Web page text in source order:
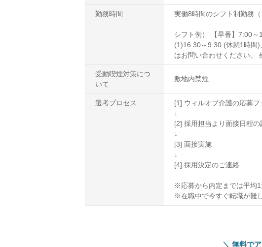
勤務時間 実働8時間のシフト制勤務
シフト例） 【早番】7:00
(1)16:30～9:30 (休憩1時間
はお問い合わせください。
受動喫煙対策につ
いて
敷地内禁煙
選考プロセス
[1] ウィルオブ介護の応募
↓
[2] 採用担当より面接日程
↓
[3] 面接実施
↓
[4] 採用決定のご連絡
※応募から内定までは平均1
※在職中で今すぐ転職が難
無料で